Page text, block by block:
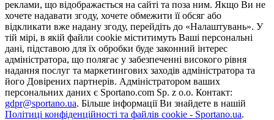
реклами, що відображається на сайті та поза ним. Якщо Ви не
хочете надавати згоду, хочете обмежити її обсяг або
відкликати вже надану згоду, перейдіть до «Налаштувань». У
тій мірі, в якій файли cookie міститимуть Ваші персональні
дані, підставою для їх обробки буде законний інтерес
адміністратора, що полягає у забезпеченні високого рівня
надання послуг та маркетингових заходів адміністратора та
його Довірених партнерів. Адміністратором ваших
персональних даних є Sportano.com Sp. z o.o. Контакт:
gdpr@sportano.ua. Більше інформації Ви знайдете в нашій
Політиці конфіденційності та файлів cookie - Sportano.ua.